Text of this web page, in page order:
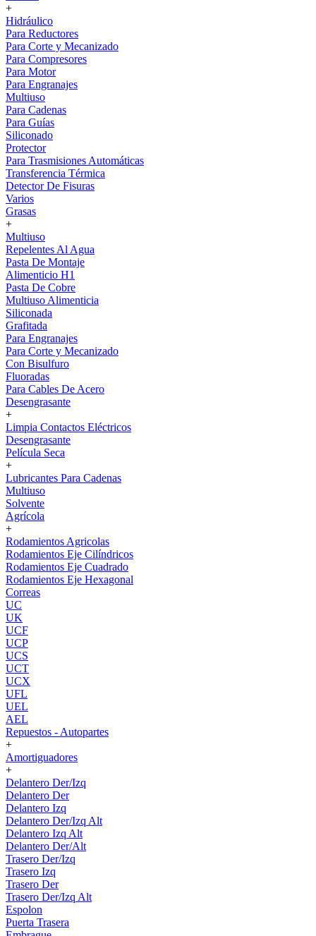
+
Hidráulico
Para Reductores
Para Corte y Mecanizado
Para Compresores
Para Motor
Para Engranajes
Multiuso
Para Cadenas
Para Guías
Siliconado
Protector
Para Trasmisiones Automáticas
Transferencia Térmica
Detector De Fisuras
Varios
Grasas
+
Multiuso
Repelentes Al Agua
Pasta De Montaje
Alimenticio H1
Pasta De Cobre
Multiuso Alimenticia
Siliconada
Grafitada
Para Engranajes
Para Corte y Mecanizado
Con Bisulfuro
Fluoradas
Para Cables De Acero
Desengrasante
+
Limpia Contactos Eléctricos
Desengrasante
Película Seca
+
Lubricantes Para Cadenas
Multiuso
Solvente
Agrícola
+
Rodamientos Agricolas
Rodamientos Eje Cilíndricos
Rodamientos Eje Cuadrado
Rodamientos Eje Hexagonal
Correas
UC
UK
UCF
UCP
UCS
UCT
UCX
UFL
UEL
AEL
Repuestos - Autopartes
+
Amortiguadores
+
Delantero Der/Izq
Delantero Der
Delantero Izq
Delantero Der/Izq Alt
Delantero Izq Alt
Delantero Der/Alt
Trasero Der/Izq
Trasero Izq
Trasero Der
Trasero Der/Izq Alt
Espolon
Puerta Trasera